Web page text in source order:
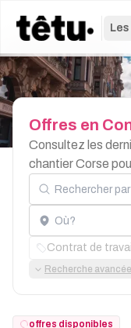
Offres en
Consultez les
chantier Corse
Rechercher par
Localisation
Contrat de travail
Recherche avancée
offres disponibles